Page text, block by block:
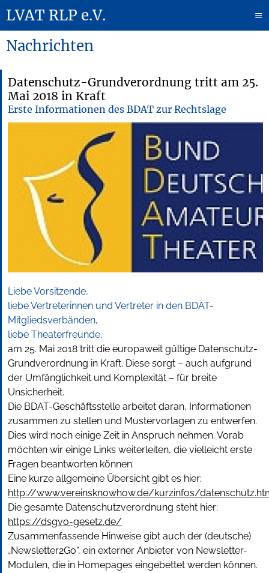
LVAT RLP e.V.
≡
Nachrichten
Datenschutz-Grundverordnung tritt am 25.
Mai 2018 in Kraft
Erste Informationen des BDAT zur Rechtslage
Liebe Vorsitzende,
liebe Vertreterinnen und Vertreter in den BDAT-
Mitgliedsverbänden,
liebe Theaterfreunde,
am 25. Mai 2018 tritt die europaweit gültige Datenschutz-
Grundverordnung in Kraft. Diese sorgt – auch aufgrund
der Umfänglichkeit und Komplexität – für breite
Unsicherheit.
Die BDAT-Geschäftsstelle arbeitet daran, Informationen
zusammen zu stellen und Mustervorlagen zu entwerfen.
Dies wird noch einige Zeit in Anspruch nehmen. Vorab
möchten wir einige Links weiterleiten, die vielleicht erste
Fragen beantworten können.
Eine kurze allgemeine Übersicht gibt es hier:
http://www.vereinsknowhow.de/kurzinfos/
Die gesamte Datenschutzverordnung steht hier:
https://dsgvo-gesetz.de/
Zusammenfassende Hinweise gibt auch der (deutsche)
„Newsletter2Go“, ein externer Anbieter von Newsletter-
Modulen, die in Homepages eingebettet werden können.